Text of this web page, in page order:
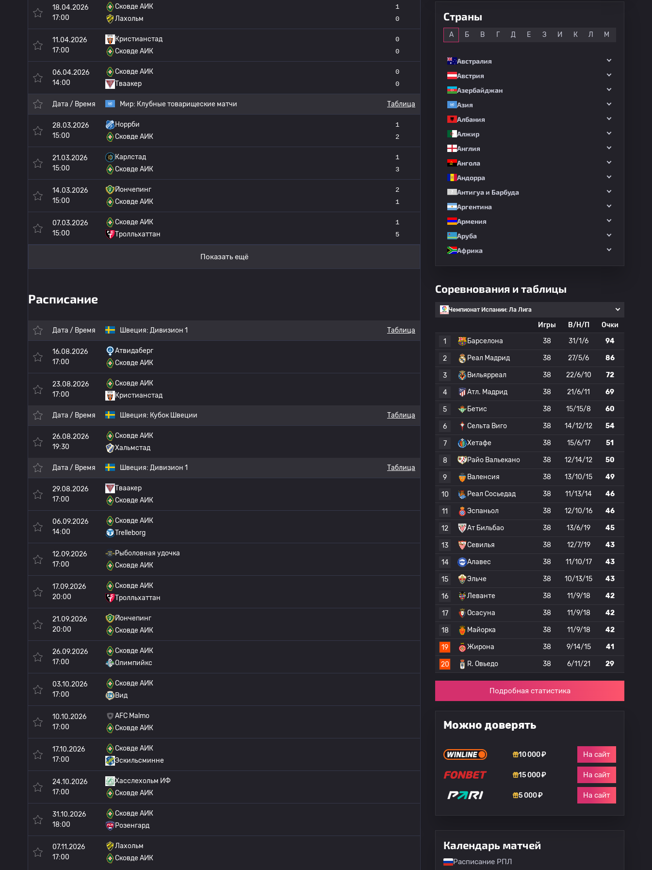
18.04.2026
17:00
Сковде АИК
Лахольм
1
0
11.04.2026
17:00
Кристианстад
Сковде АИК
0
0
06.04.2026
14:00
Сковде АИК
Тваакер
0
0
Дата / Время Мир: Клубные товарищеские матчи Таблица
28.03.2026
15:00
Норрби
Сковде АИК
1
2
21.03.2026
15:00
Карлстад
Сковде АИК
1
3
14.03.2026
15:00
Йончепинг
Сковде АИК
2
1
07.03.2026
15:00
Сковде АИК
Тролльхаттан
1
5
Показать ещё
Расписание
Дата / Время Швеция: Дивизион 1 Таблица
16.08.2026
17:00
Атвидаберг
Сковде АИК
23.08.2026
17:00
Сковде АИК
Кристианстад
Дата / Время Швеция: Кубок Швеции Таблица
26.08.2026
19:30
Сковде АИК
Хальмстад
Дата / Время Швеция: Дивизион 1 Таблица
29.08.2026
17:00
Тваакер
Сковде АИК
06.09.2026
14:00
Сковде АИК
Trelleborg
12.09.2026
17:00
Рыболовная удочка
Сковде АИК
17.09.2026
20:00
Сковде АИК
Тролльхаттан
21.09.2026
20:00
Йончепинг
Сковде АИК
26.09.2026
17:00
Сковде АИК
Олимпийкс
03.10.2026
17:00
Сковде АИК
Вид
10.10.2026
17:00
AFC Malmo
Сковде АИК
17.10.2026
17:00
Сковде АИК
Эскильсминне
24.10.2026
17:00
Хасслехольм ИФ
Сковде АИК
31.10.2026
18:00
Сковде АИК
Розенгард
07.11.2026
17:00
Лахольм
Сковде АИК
Страны
А Б В Г Д Е З И К Л М
Австралия
Австрия
Азербайджан
Азия
Албания
Алжир
Англия
Ангола
Андорра
Антигуа и Барбуда
Аргентина
Армения
Аруба
Африка
Соревнования и таблицы
Чемпионат Испании: Ла Лига
Игры В/Н/П
Очки
1
Барселона 38 31/1/6 94
2 Реал Мадрид 38 27/5/6 86
3 Вильярреал 38 22/6/10 72
4 Атл. Мадрид 38 21/6/11 69
5 Бетис 38 15/15/8 60
6 Сельта Виго 38 14/12/12 54
7 Хетафе 38 15/6/17 51
8 Райо Вальекано 38 12/14/12 50
9 Валенсия 38 13/10/15 49
10 Реал Сосьедад 38 11/13/14 46
11 Эспаньол 38 12/10/16 46
12 Ат Бильбао 38 13/6/19 45
13 Севилья 38 12/7/19 43
14 Алавес 38 11/10/17 43
15 Эльче 38 10/13/15 43
16 Леванте 38 11/9/18 42
17 Осасуна 38 11/9/18 42
18 Майорка 38 11/9/18 42
19 Жирона 38 9/14/15 41
20 R. Овьедо 38 6/11/21 29
Подробная статистика
Можно доверять
10 000 ₽ На сайт
15 000 ₽ На сайт
5 000 ₽ На сайт
Календарь матчей
Расписание РПЛ